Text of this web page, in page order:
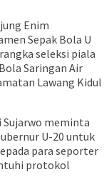
Enim
Sepak Bola U
seleksi piala
Saringan Air
Lawang Kidul
Sujarwo meminta
U-20 untuk
para seporter
protokol